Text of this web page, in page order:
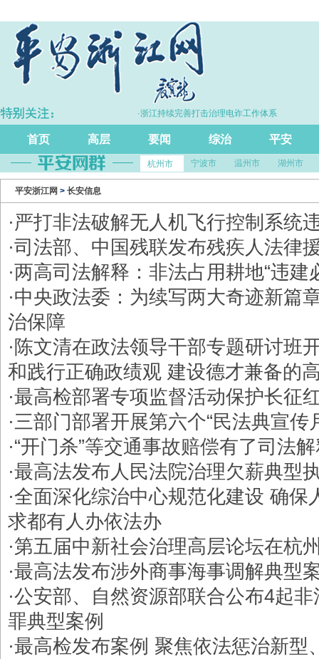
增长5.7% ·浙江持续完善打击治理电诈工作体系
首页 高层 要闻 综治 平安
杭州市 宁波市 温州市 湖州市
平安浙江网 > 长安信息
·严打非法破解无人机飞行控制系统
·司法部、中国残联发布残疾人法律
·两高司法解释：非法占用耕地“违建
·中央政法委：为续写两大奇迹新篇
治保障
· 陈文清在政法领导干部专题研讨班
和践行正确政绩观 建设德才兼备的
·最高检部署专项监督活动保护长征
·三部门部署开展第六个“民法典宣传
·“开门杀”等交通事故赔偿有了司法
·最高法发布人民法院治理欠薪典型
·全面深化综治中心规范化建设 确保
求都有人办依法办
·第五届中新社会治理高层论坛在杭
·最高法发布涉外商事海事调解典型
·公安部、自然资源部联合公布4起
罪典型案例
·最高检发布案例 聚焦依法惩治新型